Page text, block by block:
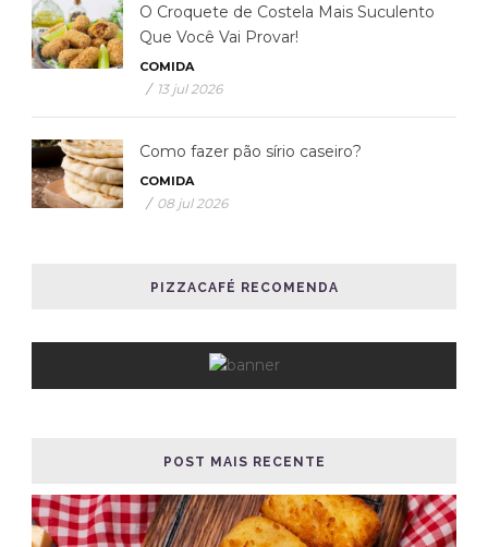
O Croquete de Costela Mais Suculento
Que Você Vai Provar!
COMIDA
/ 13 jul 2026
Como fazer pão sírio caseiro?
COMIDA
/ 08 jul 2026
PIZZACAFÉ RECOMENDA
POST MAIS RECENTE